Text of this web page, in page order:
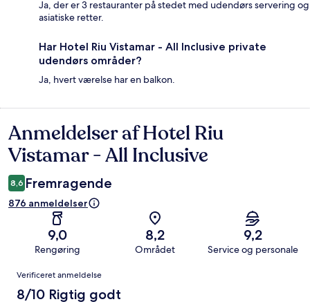
Ja, der er 3 restauranter på stedet med udendørs servering og
asiatiske retter.
Har Hotel Riu Vistamar - All Inclusive private
udendørs områder?
Ja, hvert værelse har en balkon.
Anmeldelser
Anmeldelser af Hotel Riu
Vistamar - All Inclusive
8,6 Fremragende
876 anmeldelser
9,0
Rengøring
8,2
Området
9,2
Service og personale
Anmeldelser
Verificeret anmeldelse
8/10 Rigtig godt